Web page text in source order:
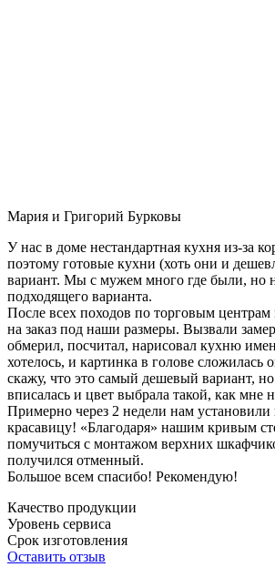
Мария и Григорий Бурковы
У нас в доме нестандартная кухня из-за
поэтому готовые кухни (хоть они и
вариант. Мы с мужем много где были, но
подходящего варианта.
После всех походов по торговым
на заказ под наши размеры. Вызвали
обмерил, посчитал, нарисовал кухню
хотелось, и картинка в голове сложилась
скажу, что это самый дешевый вариант,
вписалась и цвет выбрала такой, как мне
Примерно через 2 недели нам
красавицу! «Благодаря» нашим кривым
помучиться с монтажом верхних
получился отменный.
Большое всем спасибо! Рекомендую!
Качество продукции
Уровень сервиса
Срок изготовления
Оставить отзыв